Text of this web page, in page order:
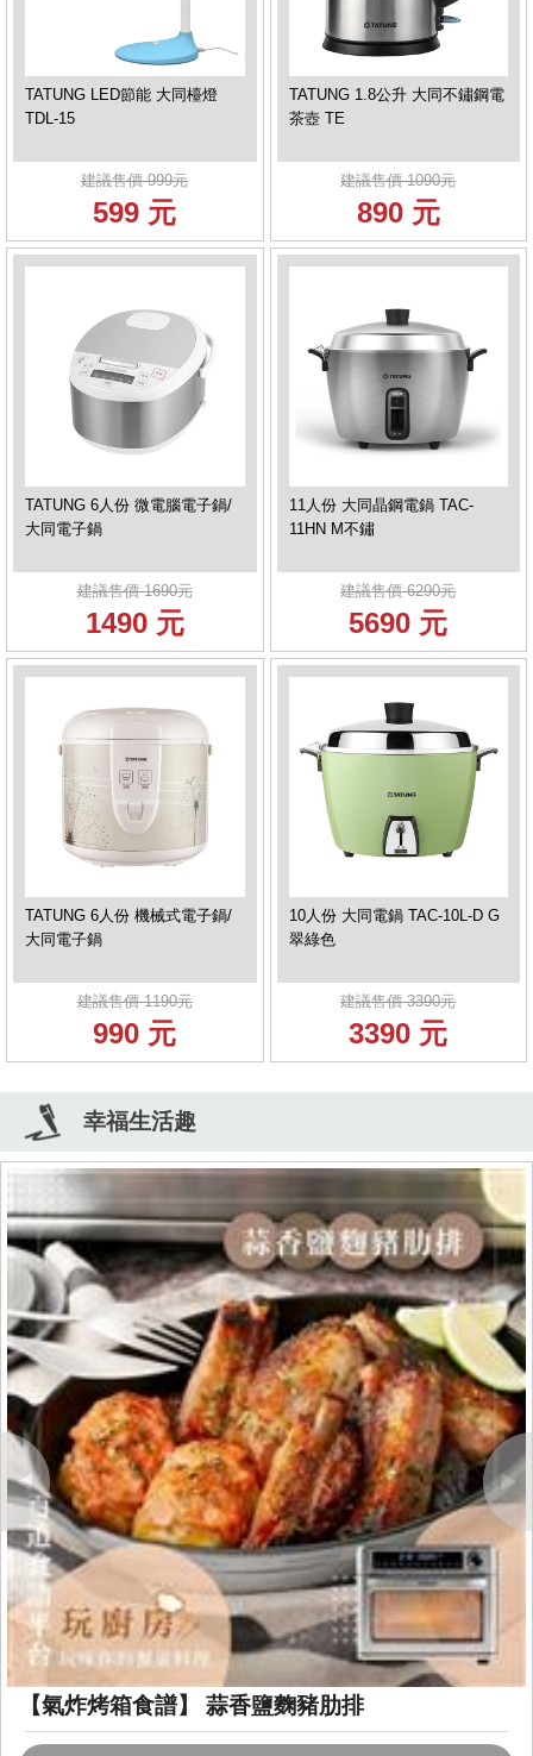
TATUNG LED節能 大同檯燈
TDL-15
建議售價 999元
599 元
TATUNG 1.8公升 大同不鏽鋼電
茶壺 TE
建議售價 1090元
890 元
TATUNG 6人份 微電腦電子鍋/
大同電子鍋
建議售價 1690元
1490 元
11人份 大同晶鋼電鍋 TAC-
11HN M不鏽
建議售價 6290元
5690 元
TATUNG 6人份 機械式電子鍋/
大同電子鍋
建議售價 1190元
990 元
10人份 大同電鍋 TAC-10L-D G
翠綠色
建議售價 3390元
3390 元
幸福生活趣
【氣炸烤箱食譜】 蒜香鹽麴豬肋排
Previous Next